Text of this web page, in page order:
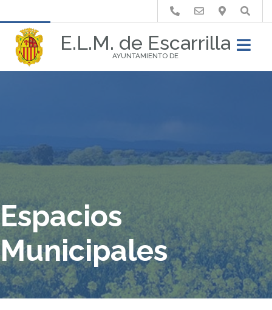
E.L.M. de Escarrilla
AYUNTAMIENTO DE
Buscar
Espacios
Municipales